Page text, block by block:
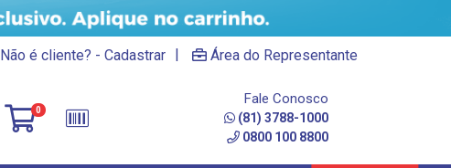
Não é cliente? - Cadastrar | Área do Representante
0
Fale Conosco
(81) 3788-1000
0800 100 8800